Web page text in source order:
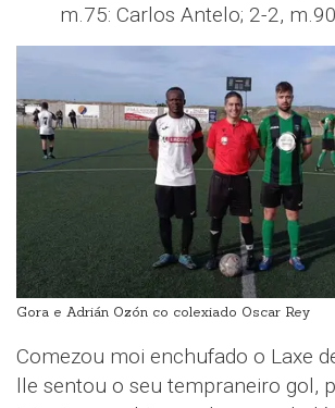
m.75: Carlos Antelo; 2-2,
Gora e Adrián Ozón co colexiado Oscar Rey
Comezou moi enchufado o Laxe
lle sentou o seu tempraneiro gol,